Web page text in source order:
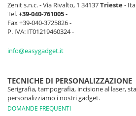
Zenit s.n.c. - Via Rivalto, 1 34137Trieste-
Tel.+39-040-761005-
Fax +39-040-3725826 -
P. IVA: IT01219460324 -
info@easygadget.it
TECNICHE DI PERSONALIZZAZIONE
Serigrafia, tampografia, incisione al laser,
personalizziamo i nostri gadget.
DOMANDE FREQUENTI